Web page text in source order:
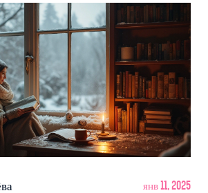
янв 11, 2025